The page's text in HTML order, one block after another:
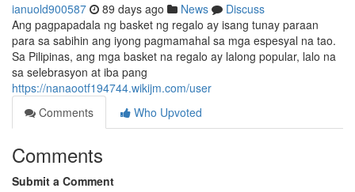
ianuold900587 89 days ago News
Discuss
Ang pagpapadala ng basket ng regalo ay isang tunay paraan
para sa sabihin ang iyong pagmamahal sa mga espesyal na tao.
Sa Pilipinas, ang mga basket na regalo ay lalong popular, lalo na
sa selebrasyon at iba pang
https://nanaootf194744.wikijm.com/user
Comments
Who Upvoted
Comments
Submit a Comment